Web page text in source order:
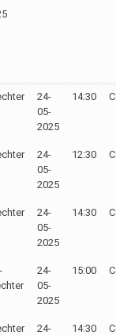
24-
05-
2025
14:30
24-
05-
2025
12:30
24-
05-
2025
14:30
24-
05-
2025
15:00
24-
14:30